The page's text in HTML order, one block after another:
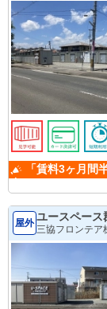
中！ （キ
屋外 ユースペース
三協フロンテア